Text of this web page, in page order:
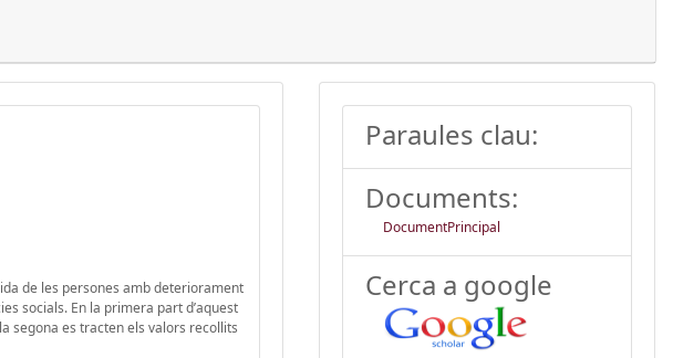
de les persones amb deteriorament
socials. En la primera part d’aquest
segona es tracten els valors recollits
Paraules clau:
Documents:
DocumentPrincipal
Cerca a google